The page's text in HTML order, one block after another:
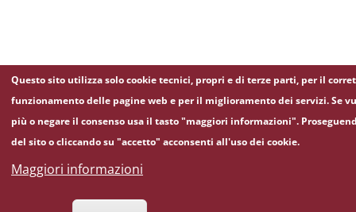
Questo sito utilizza solo cookie tecnici, propri e di terze parti, per il
funzionamento delle pagine web e per il miglioramento dei servizi. Se
più o negare il consenso usa il tasto "maggiori informazioni".
del sito o cliccando su "accetto" acconsenti all'uso dei cookie.
Maggiori informazioni